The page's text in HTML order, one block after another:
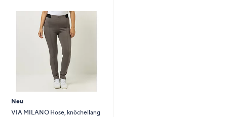
Touch-
diese
anzuzeigen.
Neu
VIA MILANO Hose, knöchellang